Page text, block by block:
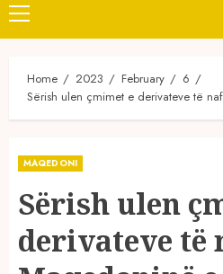
Primary
Menu
Home 2023 February
6
Sërish ulen çmimet e derivateve të
MAQEDONI
Sërish ulen
derivateve të